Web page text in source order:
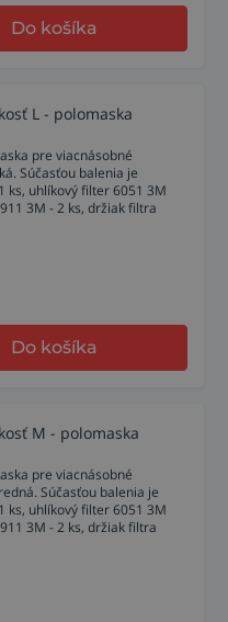
Do košíka
L - polomaska
pre viacnásobné
Súčasťou balenia je
ks, uhlíkový filter 6051 3M
3M - 2 ks, držiak filtra
Do košíka
M - polomaska
pre viacnásobné
Súčasťou balenia je
ks, uhlíkový filter 6051 3M
3M - 2 ks, držiak filtra